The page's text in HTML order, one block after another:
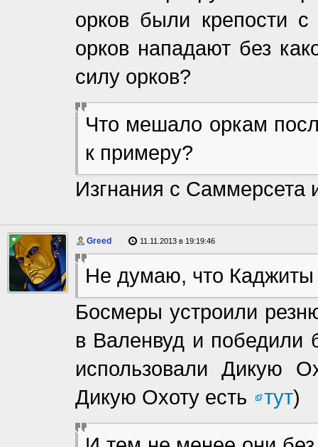
орков были крепости
орков нападают без
силу орков?
Что мешало оркам
к примеру?
Изгнания с
Greed 11.11.2013 в 19:19:46
Не думаю, что Каджиты
Босмеры устроили
в Валенвуд и победили
использовали Дикую
Дикую Охоту есть
тут)